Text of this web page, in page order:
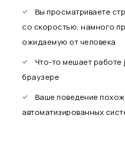
Вы просматриваете
со скоростью, намного
ожидаемую от человека
Что-то мешает
браузере
Ваше поведение
автоматизированных